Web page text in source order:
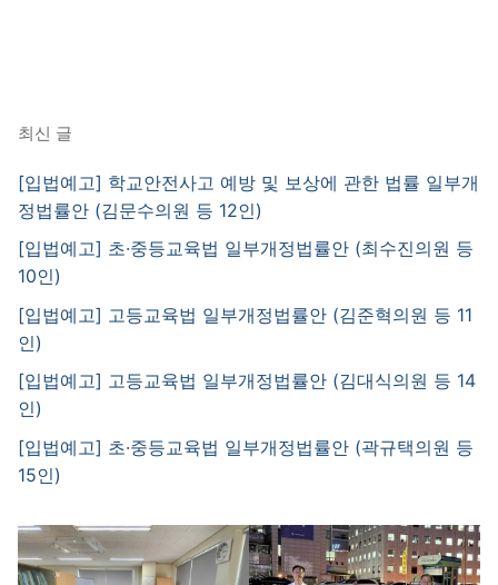
최신 글
[입법예고] 학교안전사고 예방 및 보상에 관한 법률 일부개
정법률안 (김문수의원 등 12인)
[입법예고] 초·중등교육법 일부개정법률안 (최수진의원 등
10인)
[입법예고] 고등교육법 일부개정법률안 (김준혁의원 등 11
인)
[입법예고] 고등교육법 일부개정법률안 (김대식의원 등 14
인)
[입법예고] 초·중등교육법 일부개정법률안 (곽규택의원 등
15인)